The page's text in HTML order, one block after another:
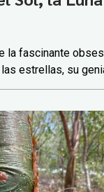
la fascinante
estrellas, su